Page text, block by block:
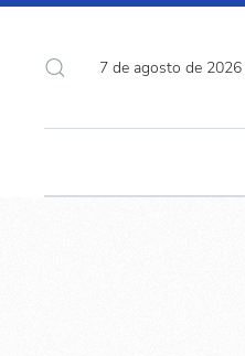
7 de agosto de 2026